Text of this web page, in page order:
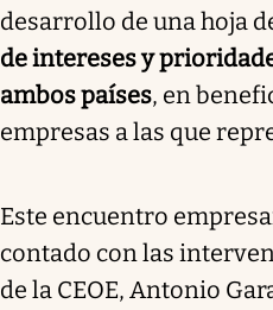
desarrollo de una hoja
de intereses y
ambos países, en
empresas a las que
Este encuentro
contado con las
de la CEOE, Antonio